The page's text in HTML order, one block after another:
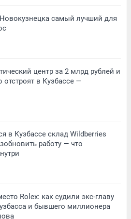
самый лучший для
центр за 2 млрд рублей и
отстроят в Кузбассе —
в Кузбассе склад Wildberries
работу — что
Rolex: как судили экс-главу
и бывшего миллионера